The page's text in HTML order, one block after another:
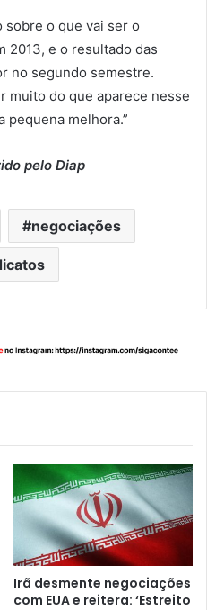
sobre o que vai ser o
2013, e o resultado das
no segundo semestre.
muito do que aparece nesse
pequena melhora.”
pelo Diap
negociações
Irã desmente negociações
com EUA e reitera: ‘Estreito